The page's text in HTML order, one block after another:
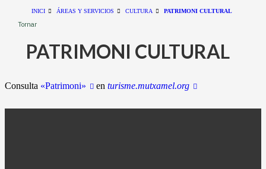
INICI ÁREAS Y SERVICIOS CULTURA PATRIMONI CULTURAL
Tornar
PATRIMONI CULTURAL
Consulta «Patrimoni» en turisme.mutxamel.org